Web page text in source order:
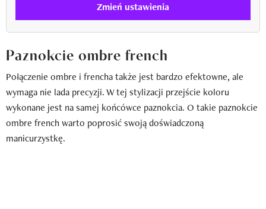
Zmień ustawienia
Paznokcie ombre french
Połączenie ombre i frencha także jest bardzo efektowne, ale
wymaga nie lada precyzji. W tej stylizacji przejście koloru
wykonane jest na samej końcówce paznokcia. O takie paznokcie
ombre french warto poprosić swoją doświadczoną
manicurzystkę.